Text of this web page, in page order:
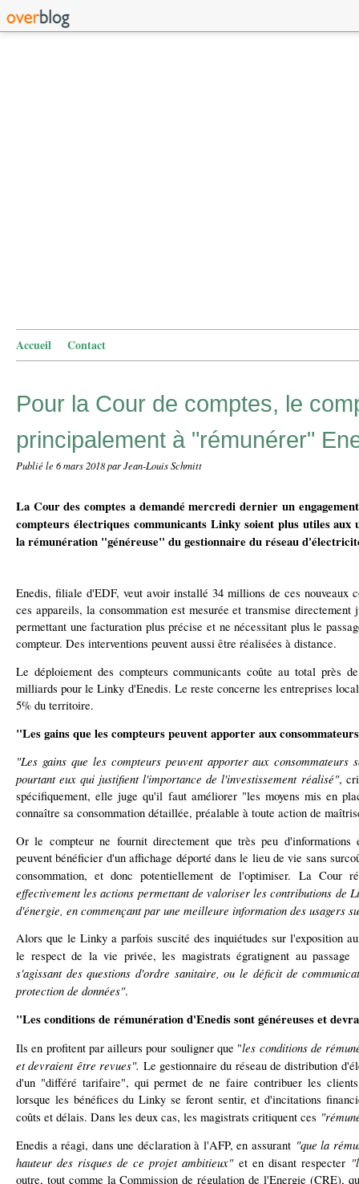
Accueil Contact
Pour la Cour de comptes, le
principalement à "rémunérer"
Publié le 6 mars 2018par Jean-Louis Schmitt
La Cour des comptes a demandé mercredi dernier un
compteurs électriques communicants Linky soient plus utiles aux
la rémunération "généreuse" du gestionnaire du réseau
Enedis, filiale d'EDF, veut avoir installé 34 millions de ces nouveaux
ces appareils, la consommation est mesurée et transmise
permettant une facturation plus précise et ne nécessitant plus le
compteur. Des interventions peuvent aussi être réalisées à distance.
Le déploiement des compteurs communicants coûte au total près
milliards pour le Linky d'Enedis. Le reste concerne les entreprises
5% du territoire.
"Les gains que les compteurs peuvent apporter aux
"Les gains que les compteurs peuvent apporter aux consommateurs
pourtant eux qui justifient l'importance de l'investissement réalisé",
spécifiquement, elle juge qu'il faut améliorer "les moyens mis en
connaître sa consommation détaillée, préalable à toute action de
Or le compteur ne fournit directement que très peu d'informations
peuvent bénéficier d'un affichage déporté dans le lieu de vie sans
consommation, et donc potentiellement de l'optimiser. La Cour
effectivement les actions permettant de valoriser les contributions de
d'énergie, en commençant par une meilleure information des usagers
Alors que le Linky a parfois suscité des inquiétudes sur l'exposition
le respect de la vie privée, les magistrats égratignent au passage
s'agissant des questions d'ordre sanitaire, ou le déficit de
protection de données".
"Les conditions de rémunération d'Enedis sont généreuses et
Ils en profitent par ailleurs pour souligner que "les conditions de
et devraient être revues". Le gestionnaire du réseau de distribution
d'un "différé tarifaire", qui permet de ne faire contribuer les
lorsque les bénéfices du Linky se feront sentir, et d'incitations
coûts et délais. Dans les deux cas, les magistrats critiquent ces
Enedis a réagi, dans une déclaration à l'AFP, en assurant "que la
hauteur des risques de ce projet ambitieux"et en disant respecter
outre, tout comme la Commission de régulation de l'Energie (CRE),